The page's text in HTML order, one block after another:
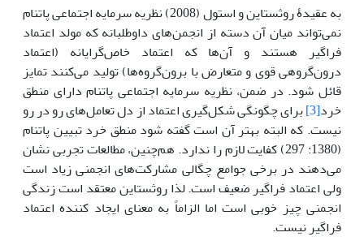
به عقیدۀ روثستاین و استول (2008) نظریه سرمایه اجتماعی پاتنام
نمی‌تواند میان آن دسته از انجمن‌های داوطلبانه که مولد اعتماد
فراگیر هستند و آن‌ها که اعتماد خاص‌گرایانه (اعتماد
درون‌گروهی قوی و متعارض با برون‌گروه‌ها) تولید می‌کنند تمایز
قائل شود. در ضمن، نظریه سرمایه اجتماعی پاتنام دارای منطق
خرد[3] برای چگونگی شکل‌گیری اعتماد از دل تعامل‌های رو در رو
نیست. که البته بهتر آن است گفته شود منطق خرد تبیین پاتنام
(1380: 297) کفایت لازم را ندارد. هم‌چنین، مطالعات تجربی نشان
می‌دهند در برخی جوامع چگالی مشارکت‌های انجمنی زیاد است
ولی اعتماد فراگیر ضعیف است. لذا روثستاین معتقد است زندگی
انجمنی چیز خوبی است اما الزاماً به معنای ایجاد کننده اعتماد
فراگیر نیست.